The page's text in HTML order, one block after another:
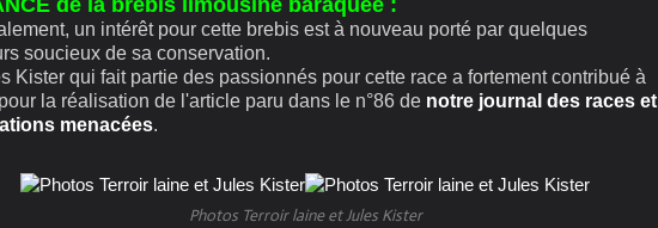
de la brebis limousine baraquée :
un intérêt pour cette brebis est à nouveau porté par quelques
soucieux de sa conservation.
Kister qui fait partie des passionnés pour cette race a fortement contribué à
pour la réalisation de l'article paru dans le n°86 de notre journal des races et
menacées.
Photos Terroir laine et Jules Kister